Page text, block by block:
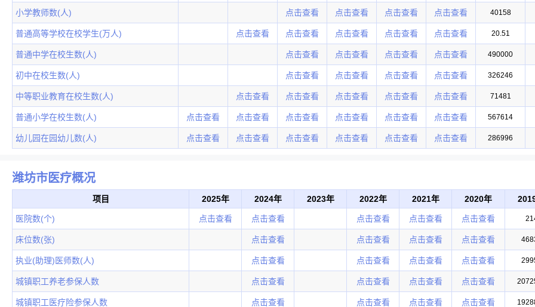
小学教师数(人) 点击查看 点击查看 点击查看 点击查看 40158
普通高等学校在校学生(万人) 点击查看 点击查看 点击查看 点击查看 点击查看 20.51
普通中学在校生数(人) 点击查看 点击查看 点击查看 点击查看 490000
初中在校生数(人) 点击查看 点击查看 点击查看 点击查看 326246
中等职业教育在校生数(人) 点击查看 点击查看 点击查看 点击查看 点击查看 71481
普通小学在校生数(人) 点击查看 点击查看 点击查看 点击查看 点击查看 点击查看 567614
幼儿园在园幼儿数(人) 点击查看 点击查看 点击查看 点击查看 点击查看 点击查看 286996
潍坊市医疗概况
项目 2025年 2024年 2023年 2022年 2021年 2020年
医院数(个) 点击查看 点击查看 点击查看 点击查看 点击查看
床位数(张) 点击查看 点击查看 点击查看 点击查看
执业(助理)医师数(人) 点击查看 点击查看 点击查看 点击查看
城镇职工养老参保人数 点击查看 点击查看 点击查看 点击查看
城镇职工医疗险参保人数 点击查看 点击查看 点击查看 点击查看